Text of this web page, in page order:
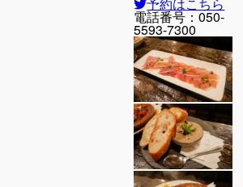
電話番号：050-
5593-7300